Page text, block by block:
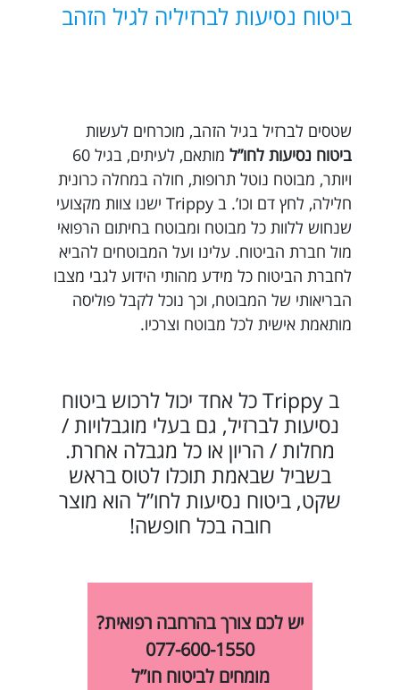
ביטוח נסיעות לברזיליה לגיל הזהב
שטסים לברזיל בגיל הזהב, מוכרחים לעשות
ביטוח נסיעות לחו”ל
מותאם, לעיתים, בגיל 60
ויותר, מבוטח נוטל תרופות, חולה במחלה כרונית
חלילה, לחץ דם וכו’. ב Trippy ישנו צוות מקצועי
שנחוש ללוות כל מבוטח ומבוטח בחיתום הרפואי
מול חברת הביטוח. עלינו ועל המבוטחים להביא
לחברת הביטוח כל מידע מהותי הידוע לגבי מצבו
הבריאותי של המבוטח, וכך נוכל לקבל פוליסה
מותאמת אישית לכל מבוטח וצרכיו.
ב Trippy כל אחד יכול לרכוש ביטוח
נסיעות לברזיל, גם בעלי מוגבלויות /
מחלות / הריון או כל מגבלה אחרת.
בשביל שבאמת תוכלו לטוס בראש
שקט, ביטוח נסיעות לחו”ל הוא מוצר
חובה בכל חופשה!
יש לכם צורך בהרחבה רפואית?
077-600-1550
מומחים לביטוח חו”ל